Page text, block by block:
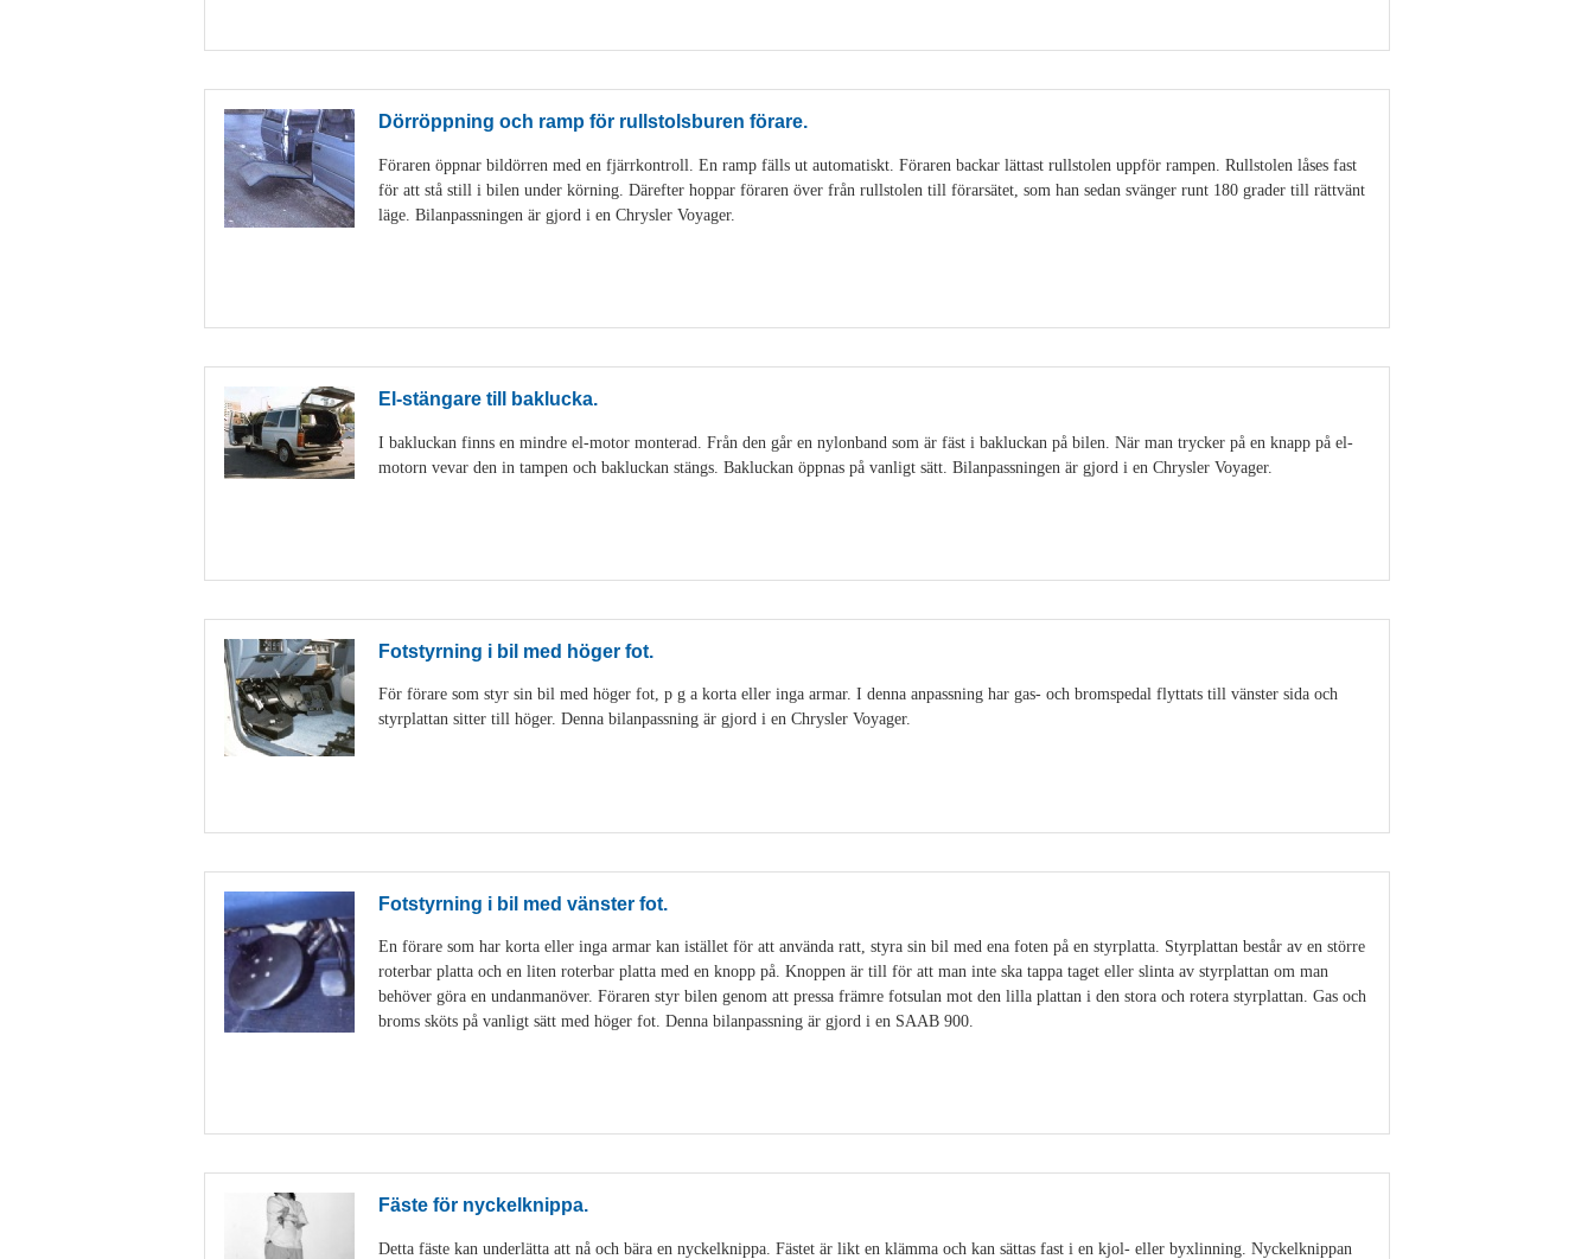
Dörröppning och ramp för rullstolsburen förare.
Föraren öppnar bildörren med en fjärrkontroll. En ramp fälls ut automatiskt. Föraren backar lättast rullstolen uppför rampen. Rullstolen låses fast
för att stå still i bilen under körning. Därefter hoppar föraren över från rullstolen till förarsätet, som han sedan svänger runt 180 grader till rättvänt
läge. Bilanpassningen är gjord i en Chrysler Voyager.
El-stängare till baklucka.
I bakluckan finns en mindre el-motor monterad. Från den går en nylonband som är fäst i bakluckan på bilen. När man trycker på en knapp på el-
motorn vevar den in tampen och bakluckan stängs. Bakluckan öppnas på vanligt sätt. Bilanpassningen är gjord i en Chrysler Voyager.
Fotstyrning i bil med höger fot.
För förare som styr sin bil med höger fot, p g a korta eller inga armar. I denna anpassning har gas- och bromspedal flyttats till vänster sida och
styrplattan sitter till höger. Denna bilanpassning är gjord i en Chrysler Voyager.
Fotstyrning i bil med vänster fot.
En förare som har korta eller inga armar kan istället för att använda ratt, styra sin bil med ena foten på en styrplatta. Styrplattan består av en större
roterbar platta och en liten roterbar platta med en knopp på. Knoppen är till för att man inte ska tappa taget eller slinta av styrplattan om man
behöver göra en undanmanöver. Föraren styr bilen genom att pressa främre fotsulan mot den lilla plattan i den stora och rotera styrplattan. Gas och
broms sköts på vanligt sätt med höger fot. Denna bilanpassning är gjord i en SAAB 900.
Fäste för nyckelknippa.
Detta fäste kan underlätta att nå och bära en nyckelknippa. Fästet är likt en klämma och kan sättas fast i en kjol- eller byxlinning. Nyckelknippan